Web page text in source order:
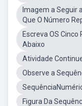
Imagem a Seguir
Que O Número
Escreva OS
Abaixo
Atividade
Observe a
Figura Da